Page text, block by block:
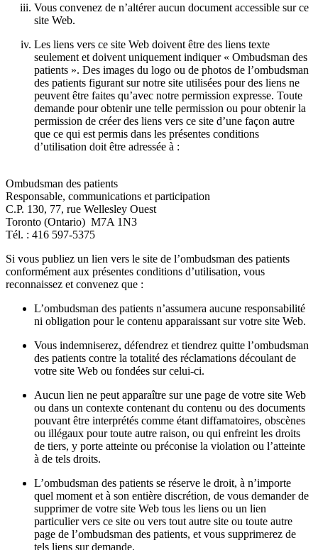
Vous convenez de n’altérer aucun document accessible sur ce
site Web.
Les liens vers ce site Web doivent être des liens texte
seulement et doivent uniquement indiquer « Ombudsman des
patients ». Des images du logo ou de photos de l’ombudsman
des patients figurant sur notre site utilisées pour des liens ne
peuvent être faites qu’avec notre permission expresse. Toute
demande pour obtenir une telle permission ou pour obtenir la
permission de créer des liens vers ce site d’une façon autre
que ce qui est permis dans les présentes conditions
d’utilisation doit être adressée à :
Ombudsman des patients
Responsable, communications et participation
C.P. 130, 77, rue Wellesley Ouest
Toronto (Ontario) M7A 1N3
Tél. : 416 597-5375
Si vous publiez un lien vers le site de l’ombudsman des patients
conformément aux présentes conditions d’utilisation, vous
reconnaissez et convenez que :
L’ombudsman des patients n’assumera aucune responsabilité
ni obligation pour le contenu apparaissant sur votre site Web.
Vous indemniserez, défendrez et tiendrez quitte l’ombudsman
des patients contre la totalité des réclamations découlant de
votre site Web ou fondées sur celui-ci.
Aucun lien ne peut apparaître sur une page de votre site Web
ou dans un contexte contenant du contenu ou des documents
pouvant être interprétés comme étant diffamatoires, obscènes
ou illégaux pour toute autre raison, ou qui enfreint les droits
de tiers, y porte atteinte ou préconise la violation ou l’atteinte
à de tels droits.
L’ombudsman des patients se réserve le droit, à n’importe
quel moment et à son entière discrétion, de vous demander de
supprimer de votre site Web tous les liens ou un lien
particulier vers ce site ou vers tout autre site ou toute autre
page de l’ombudsman des patients, et vous supprimerez de
tels liens sur demande.